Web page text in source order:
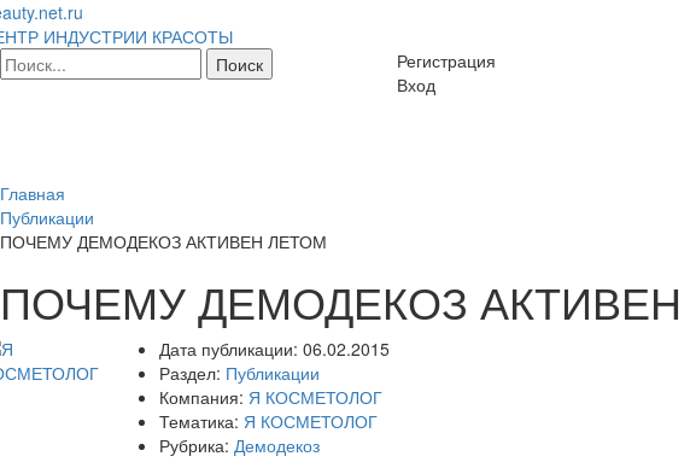
ИНДУСТРИИ КРАСОТЫ
Регистрация
Вход
Главная
Публикации
ПОЧЕМУ ДЕМОДЕКОЗ АКТИВЕН ЛЕТОМ
ПОЧЕМУ ДЕМОДЕКОЗ
Дата публикации: 06.02.2015
Раздел: Публикации
Компания: Я КОСМЕТОЛОГ
Тематика: Я КОСМЕТОЛОГ
Рубрика: Демодекоз